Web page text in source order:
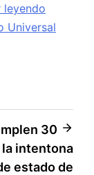
leyendo
Universal
30
la intentona
estado de